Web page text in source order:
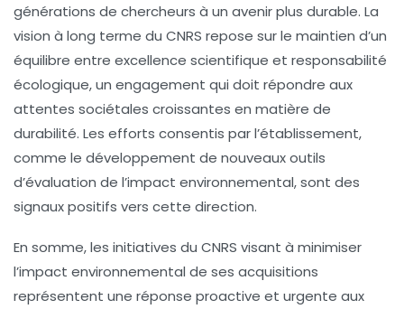
générations de chercheurs à un avenir plus durable. La
vision à long terme du CNRS repose sur le maintien d’un
équilibre entre excellence scientifique et responsabilité
écologique, un engagement qui doit répondre aux
attentes sociétales croissantes en matière de
durabilité. Les efforts consentis par l’établissement,
comme le développement de nouveaux outils
d’évaluation de l’impact environnemental, sont des
signaux positifs vers cette direction.
En somme, les initiatives du CNRS visant à minimiser
l’impact environnemental de ses acquisitions
représentent une réponse proactive et urgente aux